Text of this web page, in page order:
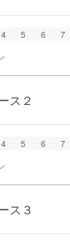
4 5 6 7
ス２
4 5 6 7
ス３